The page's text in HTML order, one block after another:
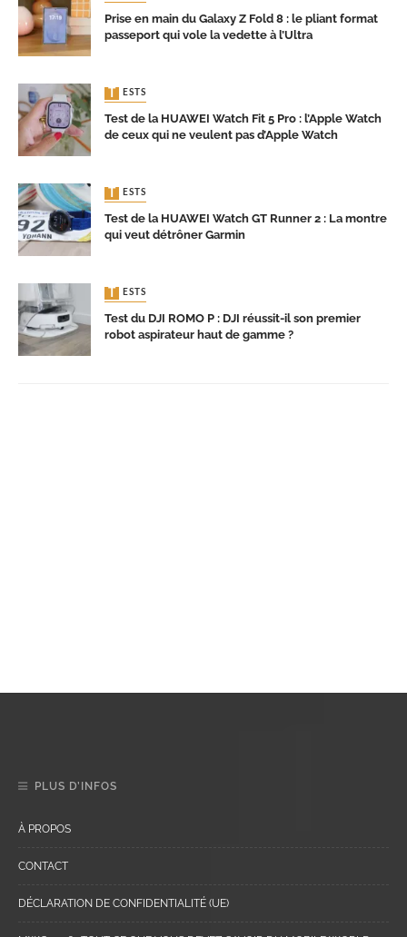
Prise en main du Galaxy Z Fold 8 : le pliant format
passeport qui vole la vedette à l’Ultra
TESTS
Test de la HUAWEI Watch Fit 5 Pro : l’Apple Watch
de ceux qui ne veulent pas d’Apple Watch
TESTS
Test de la HUAWEI Watch GT Runner 2 : La montre
qui veut détrôner Garmin
TESTS
Test du DJI ROMO P : DJI réussit-il son premier
robot aspirateur haut de gamme ?
PLUS D’INFOS
À PROPOS
CONTACT
DÉCLARATION DE CONFIDENTIALITÉ (UE)